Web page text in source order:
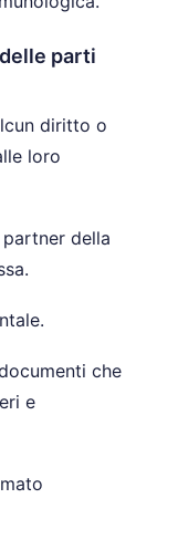
parti
diritto o
loro
della
che
e